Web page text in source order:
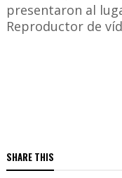
presentaron al
Reproductor de
SHARE THIS